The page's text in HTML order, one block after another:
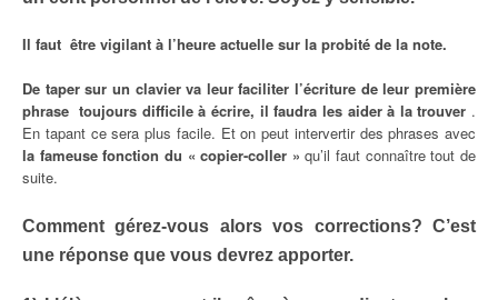
Il faut être vigilant à l’heure actuelle sur la probité de la note.
De taper sur un clavier va leur faciliter l’écriture de leur première
phrase toujours difficile à écrire, il faudra les aider à la trouver .
En tapant ce sera plus facile. Et on peut intervertir des phrases avec
la fameuse fonction du « copier-coller » qu’il faut connaître tout de
suite.
Comment gérez-vous alors vos corrections? C’est
une réponse que vous devrez apporter.